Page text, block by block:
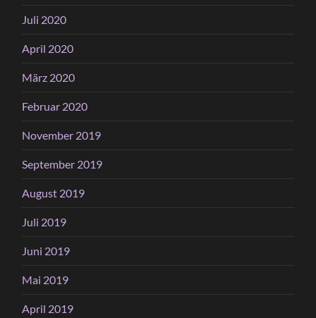
Juli 2020
April 2020
März 2020
Februar 2020
November 2019
September 2019
August 2019
Juli 2019
Juni 2019
Mai 2019
April 2019